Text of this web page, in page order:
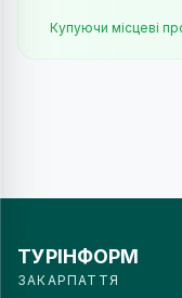
Купуючи місцеві
ТУРІНФОРМ
ЗАКАРПАТТЯ